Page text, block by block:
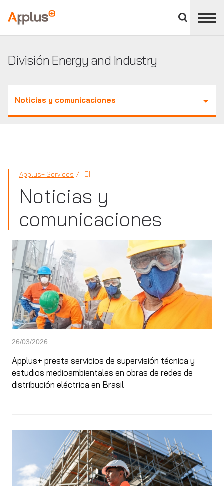
panel
Applus+
División Energy and Industry
Noticias y comunicaciones
Applus+ Services EI
Noticias y
comunicaciones
26/03/2026
Applus+ presta servicios de supervisión técnica y
estudios medioambientales en obras de redes de
distribución eléctrica en Brasil